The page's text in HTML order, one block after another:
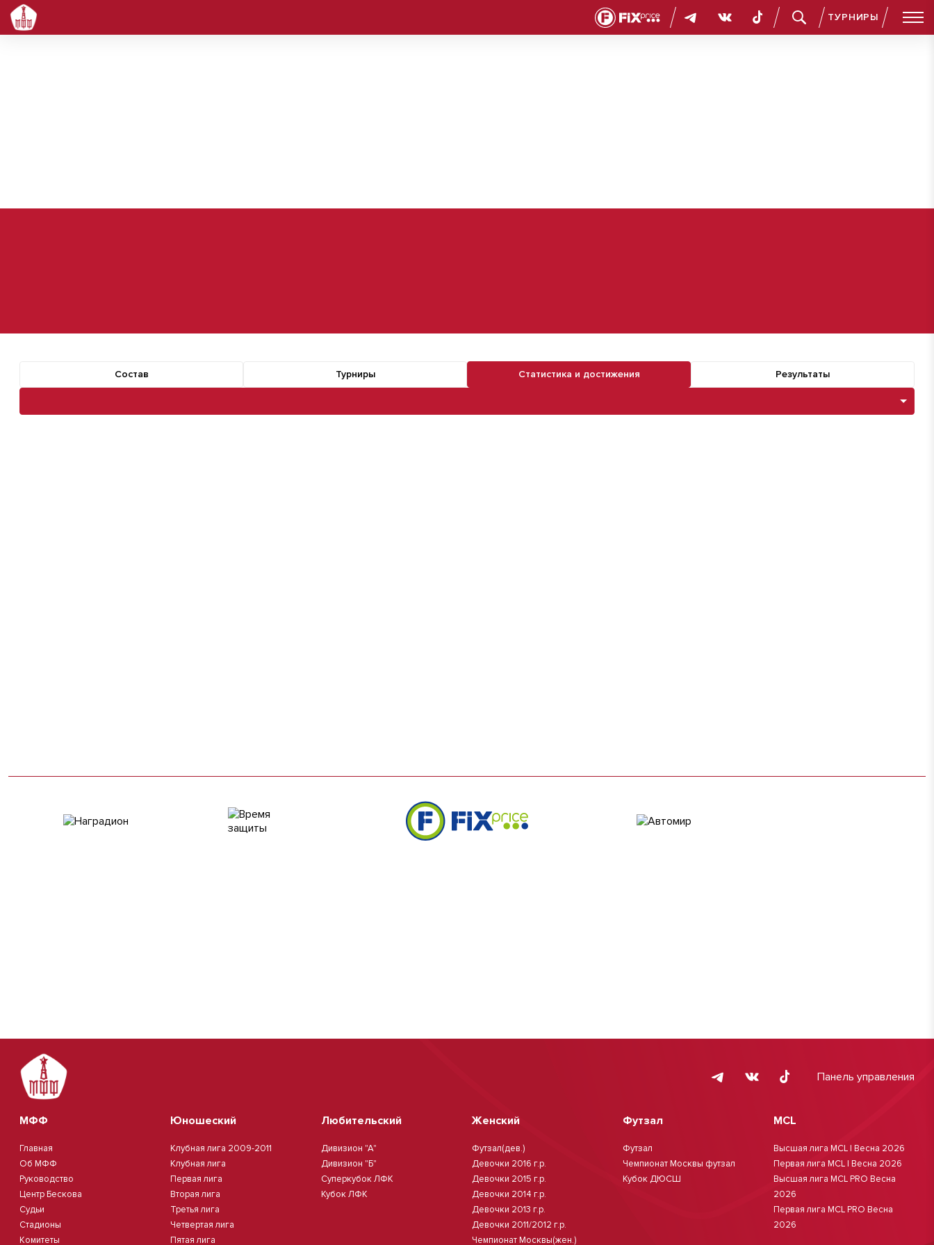
ТУРНИРЫ
Состав Турниры Статистика и достижения Результаты
Навигация по разделам команды
Панель управления
МФФ
Главная
Об МФФ
Руководство
Центр Бескова
Судьи
Стадионы
Комитеты
Юношеский
Клубная лига 2009-2011
Клубная лига
Первая лига
Вторая лига
Третья лига
Четвертая лига
Пятая лига
Любительский
Дивизион "А"
Дивизион "Б"
Суперкубок ЛФК
Кубок ЛФК
Женский
Футзал(дев.)
Девочки 2016 г.р.
Девочки 2015 г.р.
Девочки 2014 г.р.
Девочки 2013 г.р.
Девочки 2011/2012 г.р.
Чемпионат Москвы(жен.)
Футзал
Футзал
Чемпионат Москвы футзал
Кубок ДЮСШ
MCL
Высшая лига MCL | Весна 2026
Первая лига MCL | Весна 2026
Высшая лига MCL PRO Весна
2026
Первая лига MCL PRO Весна
2026